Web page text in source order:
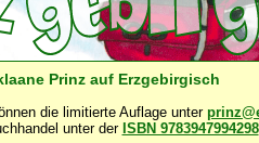
Prinz auf Erzgebirgisch
die limitierte Auflage unter
unter der ISBN 9783947994298